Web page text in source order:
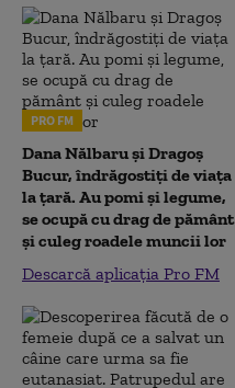
PRO FM
Dana Nălbaru și Dragoș
Bucur, îndrăgostiți de viața
la țară. Au pomi și legume,
se ocupă cu drag de pământ
și culeg roadele muncii lor
Descarcă aplicația Pro FM